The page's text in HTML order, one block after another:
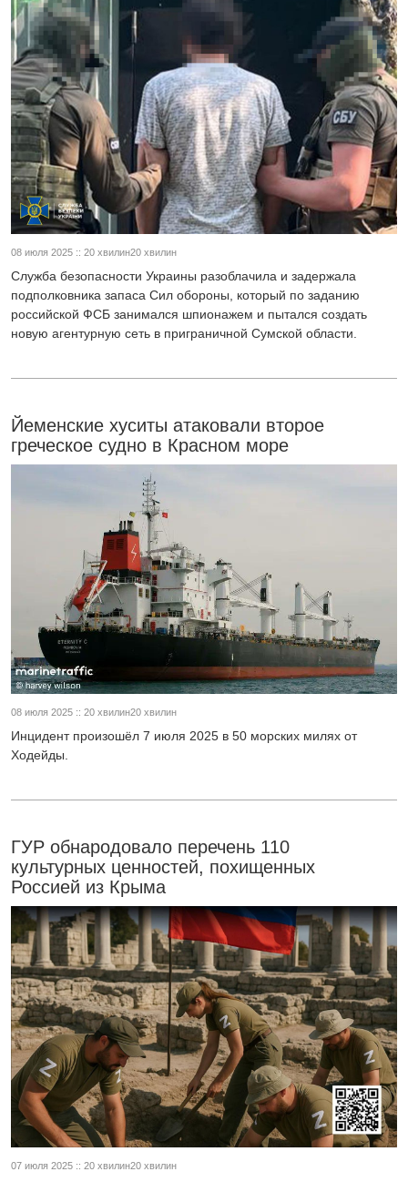
08 июля 2025 :: 20 хвилин20 хвилин
Служба безопасности Украины разоблачила и задержала
подполковника запаса Сил обороны, который по заданию
российской ФСБ занимался шпионажем и пытался создать
новую агентурную сеть в приграничной Сумской области.
Йеменские хуситы атаковали второе
греческое судно в Красном море
08 июля 2025 :: 20 хвилин20 хвилин
Инцидент произошёл 7 июля 2025 в 50 морских милях от
Ходейды.
ГУР обнародовало перечень 110
культурных ценностей, похищенных
Россией из Крыма
07 июля 2025 :: 20 хвилин20 хвилин